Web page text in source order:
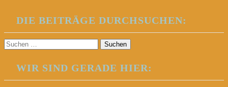
DIE BEITRÄGE DURCHSUCHEN:
Suchen
nach:
WIR SIND GERADE HIER: